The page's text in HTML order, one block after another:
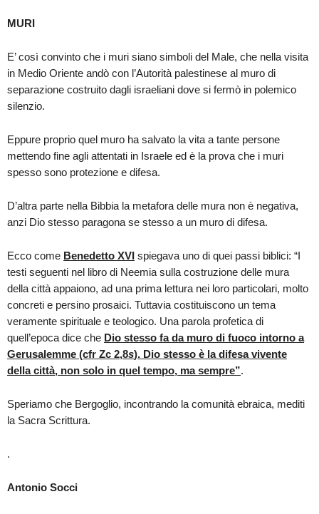
MURI
E’ così convinto che i muri siano simboli del Male, che nella visita
in Medio Oriente andò con l’Autorità palestinese al muro di
separazione costruito dagli israeliani dove si fermò in polemico
silenzio.
Eppure proprio quel muro ha salvato la vita a tante persone
mettendo fine agli attentati in Israele ed è la prova che i muri
spesso sono protezione e difesa.
D’altra parte nella Bibbia la metafora delle mura non è negativa,
anzi Dio stesso paragona se stesso a un muro di difesa.
Ecco come Benedetto XVI spiegava uno di quei passi biblici: “I
testi seguenti nel libro di Neemia sulla costruzione delle mura
della città appaiono, ad una prima lettura nei loro particolari, molto
concreti e persino prosaici. Tuttavia costituiscono un tema
veramente spirituale e teologico. Una parola profetica di
quell’epoca dice che Dio stesso fa da muro di fuoco intorno a
Gerusalemme (cfr Zc 2,8s). Dio stesso è la difesa vivente
della città, non solo in quel tempo, ma sempre”.
Speriamo che Bergoglio, incontrando la comunità ebraica, mediti
la Sacra Scrittura.
.
Antonio Socci